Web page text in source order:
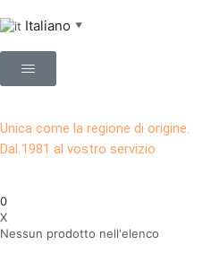
Italiano ▼
Unica come la regione di origine.
Dal 1981 al vostro servizio
0
X
Nessun prodotto nell'elenco